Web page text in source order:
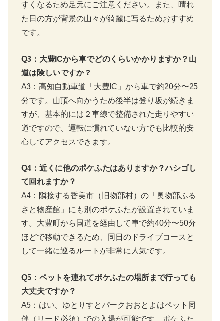
すくなるため足元にご注意ください。また、晴れ
た日の方が背景の山々が綺麗に写るためおすすめ
です。
Q3：大豊ICから車でどのくらいかかりますか？山
道は険しいですか？
A3：高知自動車道「大豊IC」から車で約20分〜25
分です。山頂へ向かうため後半は登り坂が続きま
すが、基本的には２車線で整備された走りやすい
道ですので、運転に慣れていない方でも比較的安
心してアクセスできます。
Q4：近くに他のポケふたはありますか？ハシゴし
て回れますか？
A4：隣接する香美市（旧物部村）の「奥物部ふる
さと物産館」にも別のポケふたが設置されていま
す。大豊町から国道を経由して車で約40分〜50分
ほどで移動できるため、同日のドライブコースと
して一緒に巡るルートが非常に人気です。
Q5：ペットを連れてポケふたの場所まで行っても
大丈夫ですか？
A5：はい、ゆとりすとパークおおとよはペット同
伴（リード必須）での入場が可能です。ポケふた